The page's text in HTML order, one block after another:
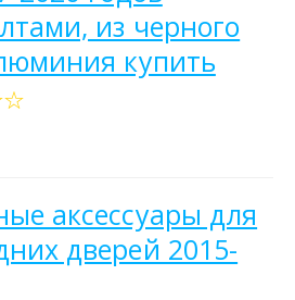
из черного
купить
аксессуары для
дверей 2015-